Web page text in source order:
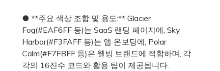
● **주요 색상 조합 및 용도:** Glacier
Fog(#EAF6FF 등)는 SaaS 랜딩 페이지에, Sky
Harbor(#F3FAFF 등)는 앱 온보딩에, Polar
Calm(#F7FBFF 등)은 웰빙 브랜드에 적합하며, 각
각의 16진수 코드와 활용 팁이 제공됩니다.